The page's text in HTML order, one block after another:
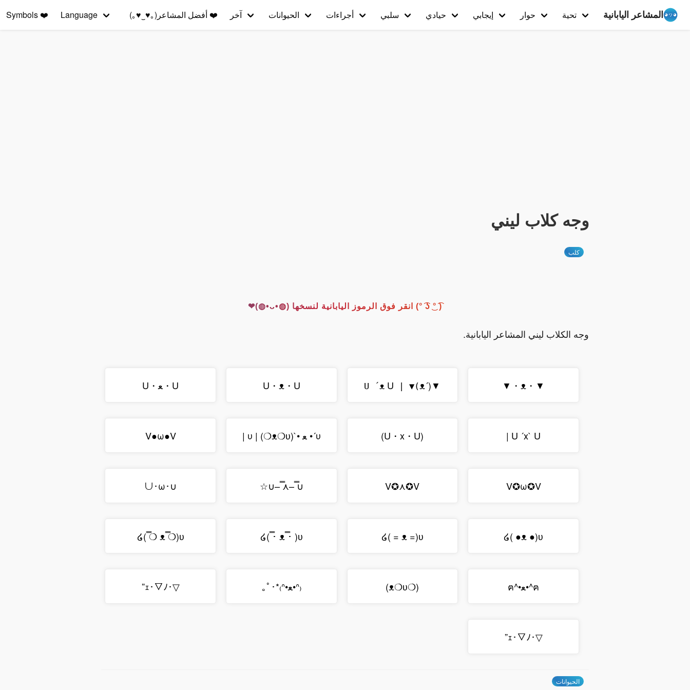
المشاعر اليابانية تحية حوار إيجابي حيادي سلبي أجراءات الحيوانات آخر ❤️ أفضل المشاعر(｡♥‿♥｡) Language
❤️
وجه كلاب ليني
كلب
( ͡° ͜ʖ ͡°) انقر فوق الرموز اليابانية لنسخها (◍•ᴗ•◍)❤
وجه الكلاب ليني المشاعر اليابانية.
▼・ᴥ・▼
▼(´ᴥ
)▼ | U ´ᴥ
U
U・ᴥ・U U・ﻌ・U
U ´x` U |
(U・x・U) υ´• ﻌ •`υ | (❍ᴥ❍ʋ) | V●ω●V
V✪ω✪V
V✪⋏✪V
∪ ̿–⋏ ̿–∪☆
∪･ω･∪
໒( ●ᴥ ●)ʋ
໒( = ᴥ =)ʋ
໒( ̿･ ᴥ ̿･ )ʋ
໒( ̿❍ ᴥ ̿❍)ʋ
ฅ^•ﻌ•^ฅ (❍ᴥ❍ʋ) ₍ᐢ•ﻌ•ᐢ₎*･ﾟ｡ ▽･ｪ･▽ﾉ”
▽･ｪ･▽ﾉ”
الحيوانات